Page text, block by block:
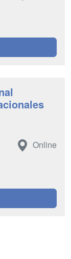
Online